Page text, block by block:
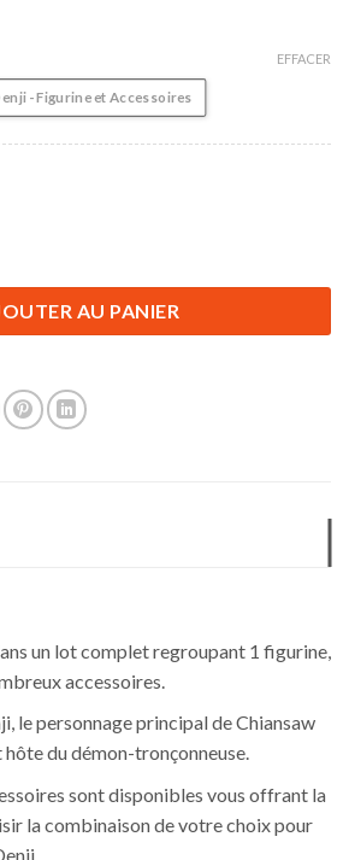
- Figurine et Accessoires
EFFACER
AU PANIER
un lot complet regroupant 1 figurine,
accessoires.
le personnage principal de Chiansaw
du démon-tronçonneuse.
sont disponibles vous offrant la
la combinaison de votre choix pour